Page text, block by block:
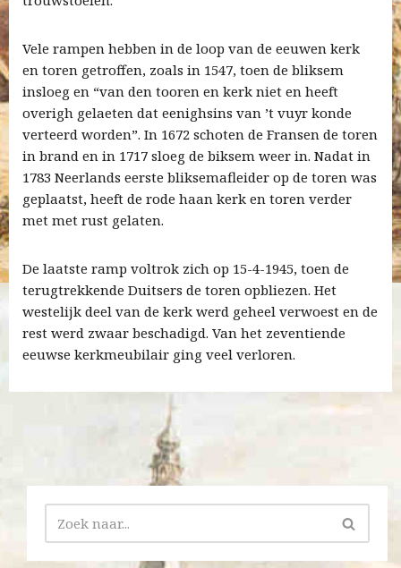
Vele rampen hebben in de loop van de eeuwen kerk
en toren getroffen, zoals in 1547, toen de bliksem
insloeg en “van den tooren en kerk niet en heeft
overigh gelaeten dat eenighsins van ’t vuyr konde
verteerd worden”. In 1672 schoten de Fransen de toren
in brand en in 1717 sloeg de biksem weer in. Nadat in
1783 Neerlands eerste bliksemafleider op de toren was
geplaatst, heeft de rode haan kerk en toren verder
met met rust gelaten.
De laatste ramp voltrok zich op 15-4-1945, toen de
terugtrekkende Duitsers de toren opbliezen. Het
westelijk deel van de kerk werd geheel verwoest en de
rest werd zwaar beschadigd. Van het zeventiende
eeuwse kerkmeubilair ging veel verloren.